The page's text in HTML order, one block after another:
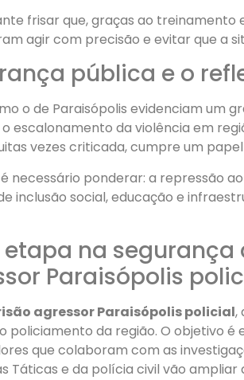
frisar que, graças ao treinamento
agir com precisão e evitar que a
pública e o
o de Paraisópolis evidenciam um
o escalonamento da violência em
vezes criticada, cumpre um
necessário ponderar: a repressão
inclusão social, educação e
etapa na
Paraisópolis
agressor Paraisópolis policial,
policiamento da região. O objetivo
que colaboram com as
Táticas e da polícia civil vão